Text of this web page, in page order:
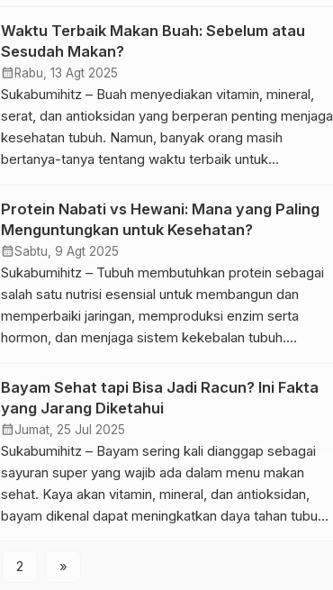
orang mengonsumsinya secara berlebihan. Kelebihan
Keju Sumber Protein Berkualitas Keju mengandung
protein lengkap yang baik untuk pertumbuhan otot […]
Waktu Terbaik Makan Buah: Sebelum atau
Sesudah Makan?
calendar_month Rabu, 13 Agt 2025
Sukabumihitz – Buah menyediakan vitamin, mineral,
serat, dan antioksidan yang berperan penting menjaga
kesehatan tubuh. Namun, banyak orang masih
bertanya-tanya tentang waktu terbaik untuk
sebelum atau sesudah makan utama? Mengonsumsi
Buah Sebelum MakanJika kamu memakan buah
sebelum makan utama, kamu bisa mengontrol nafsu
makan dengan lebih baik. Serat dalam […]
Protein Nabati vs Hewani: Mana yang Paling
Menguntungkan untuk Kesehatan?
calendar_monthSabtu, 9 Agt 2025
Sukabumihitz – Tubuh membutuhkan protein sebagai
salah satu nutrisi esensial untuk membangun dan
memperbaiki jaringan, memproduksi enzim serta
hormon, dan menjaga sistem kekebalan tubuh.
yakni protein nabati yang berasal dari tumbuhan, dan
protein hewani yang berasal dari produk hewan.
Pertanyaannya, mana yang lebih unggul untuk
kesehatan? Protein Hewani: […]
Bayam Sehat tapi Bisa Jadi Racun? Ini Fakta
yang Jarang Diketahui
calendar_monthJumat, 25 Jul 2025
Sukabumihitz – Bayam sering kali dianggap sebagai
sayuran super yang wajib ada dalam menu makan
sehat. Kaya akan vitamin, mineral, dan antioksidan,
bayam dikenal dapat meningkatkan daya tahan tubuh,
menurunkan tekanan darah. Tak heran jika banyak
2 »